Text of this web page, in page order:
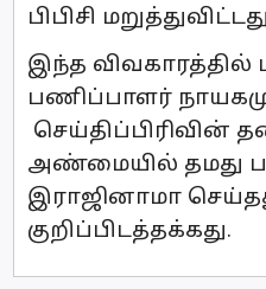
பிபிசி
இந்த விவகாரத்தில்
பணிப்பாளர்
செய்திப்பிரிவின்
அண்மையில் தமது
இராஜினாமா
குறிப்பிடத்தக்கது.